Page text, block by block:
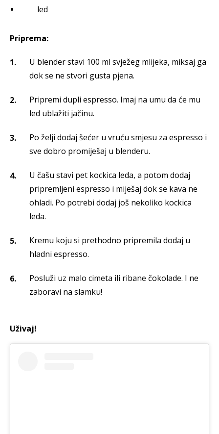
led
Priprema:
U blender stavi 100 ml svježeg mlijeka, miksaj ga
dok se ne stvori gusta pjena.
Pripremi dupli espresso. Imaj na umu da će mu
led ublažiti jačinu.
Po želji dodaj šećer u vruću smjesu za espresso i
sve dobro promiješaj u blenderu.
U čašu stavi pet kockica leda, a potom dodaj
pripremljeni espresso i miješaj dok se kava ne
ohladi. Po potrebi dodaj još nekoliko kockica
leda.
Kremu koju si prethodno pripremila dodaj u
hladni espresso.
Posluži uz malo cimeta ili ribane čokolade. I ne
zaboravi na slamku!
Uživaj!